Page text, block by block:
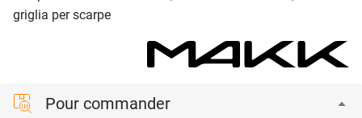
griglia per scarpe
Pour commander